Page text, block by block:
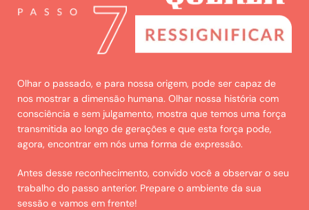
Olhar o passado, e para nossa origem, pode ser capaz de
nos mostrar a dimensão humana. Olhar nossa história com
consciência e sem julgamento, mostra que temos uma força
transmitida ao longo de gerações e que esta força pode,
agora, encontrar em nós uma forma de expressão.
Antes desse reconhecimento, convido você a observar o seu
trabalho do passo anterior. Prepare o ambiente da sua
sessão e vamos em frente!